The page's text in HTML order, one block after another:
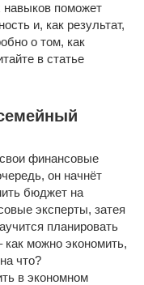
навыков поможет
и, как результат,
о том, как
в статье
финансовые
он начнёт
бюджет на
эксперты, затея
планировать
можно экономить,
что?
в экономном